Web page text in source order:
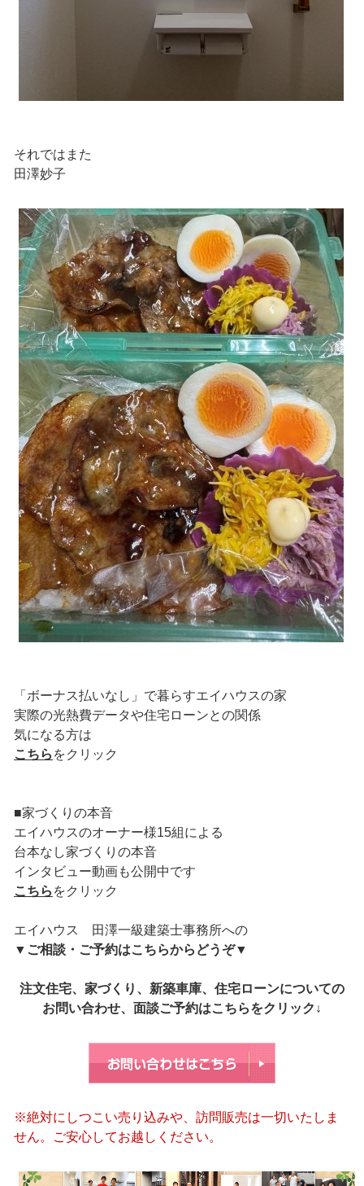
それではまた
田澤妙子
「ボーナス払いなし」で暮らすエイハウスの家
実際の光熱費データや住宅ローンとの関係
気になる方は
こちら をクリック
■家づくりの本音
エイハウスのオーナー様15組による
台本なし家づくりの本音
インタビュー動画も公開中です
こちら をクリック
エイハウス 田澤一級建築士事務所への
▼ ご相談・ご予約はこちらからどうぞ▼
注文住宅、家づくり、新築車庫、住宅ローンについての
お問い合わせ、面談ご予約はこちらをクリック↓
※絶対にしつこい売り込みや、訪問販売は一切いたしま
せん。ご安心してお越しください。